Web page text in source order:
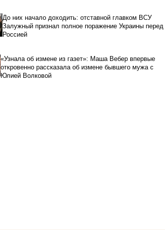
До них начало доходить: отставной главком ВСУ
Залужный признал полное поражение Украины перед
Россией
«Узнала об измене из газет»: Маша Вебер впервые
откровенно рассказала об измене бывшего мужа с
Юлией Волковой